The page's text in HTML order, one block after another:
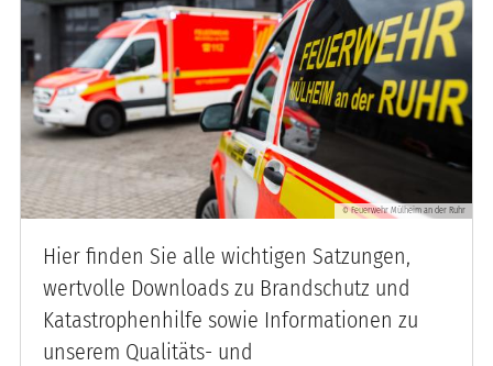
©Feuerwehr Mülheim an der Ruhr
Hier finden Sie alle wichtigen Satzungen,
wertvolle Downloads zu Brandschutz und
Katastrophenhilfe sowie Informationen zu
unserem Qualitäts- und